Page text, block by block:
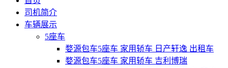
司机简介
车辆展示
5座车
婺源包车5座车 家用轿车 日产轩逸 出租车
婺源包车5座车 家用轿车 吉利博瑞